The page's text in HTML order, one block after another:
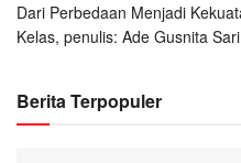
Dari Perbedaan Menjadi
Kelas, penulis: Ade Gusnita
Berita Terpopuler